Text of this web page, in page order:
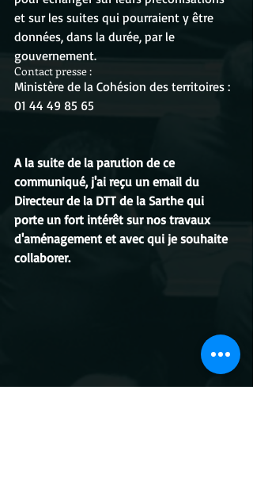
et sur les suites qui pourraient y être
données, dans la durée, par le
gouvernement.
Contact presse :
Ministère de la Cohésion des territoires :
01 44 49 85 65
A la suite de la parution de ce
communiqué, j'ai reçu un email du
Directeur de la DTT de la Sarthe qui
porte un fort intérêt sur nos travaux
d'aménagement et avec qui je souhaite
collaborer.